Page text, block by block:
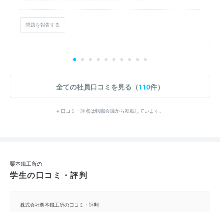
問題を報告する
全ての社員口コミを見る（110件）
※ 口コミ・評点は転職会議から転載しています。
栗本鐵工所の
学生の口コミ・評判
株式会社栗本鐵工所の口コミ・評判